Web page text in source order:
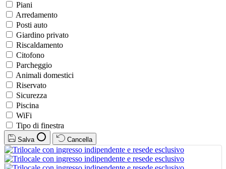
Piani
Arredamento
Posti auto
Giardino privato
Riscaldamento
Citofono
Parcheggio
Animali domestici
Riservato
Sicurezza
Piscina
WiFi
Tipo di finestra
Salva Cancella